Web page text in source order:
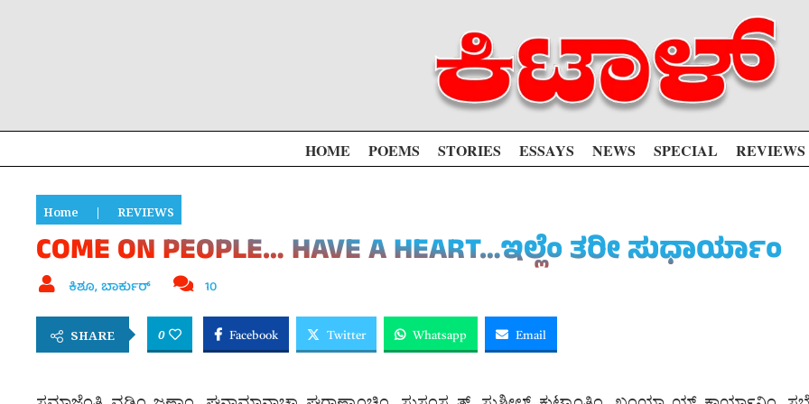
HOME POEMS STORIES ESSAYS NEWS SPECIAL REVIEWS
Home | REVIEWS
COME ON PEOPLE… HAVE A HEART…ಇಲ್ಲೆಂ ತರೀ ಸುಧಾರ್ಯಾಂ
ಕಿಶೂ, ಬಾರ್ಕುರ್ 10
SHARE 0 Facebook Twitter Whatsapp Email